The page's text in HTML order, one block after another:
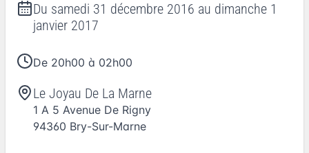
Du samedi 31 décembre 2016 au dimanche 1
janvier 2017
De 20h00 à 02h00
Le Joyau De La Marne
1 A 5 Avenue De Rigny
94360 Bry-Sur-Marne